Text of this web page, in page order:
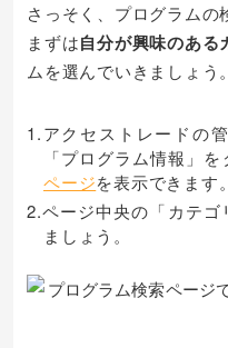
さっそく、プログラムの
まずは自分が興味のある
ムを選んでいきましょう。
1.アクセストレードの
「プログラム情報」
ページを表示できます。
2.ページ中央の「カテゴ
ましょう。